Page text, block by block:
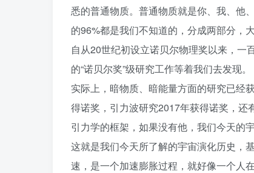
悉的普通物质。普通物质就是你、我、他
的96%都是我们不知道的，分成两部分，
自从20世纪初设立诺贝尔物理奖以来，一
的“诺贝尔奖”级研究工作等着我们去发现。
实际上，暗物质、暗能量方面的研究已经
得诺奖，引力波研究2017年获得诺奖，
引力学的框架，如果没有他，我们今天的
这就是我们今天所了解的宇宙演化历史，
速，是一个加速膨胀过程，就好像一个人